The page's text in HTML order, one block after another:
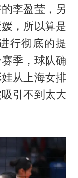
李盈莹，另
，所以算是
行彻底的提
季，球队确
从上海女排
引不到太大